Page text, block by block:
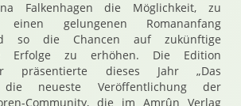
Falkenhagen die Möglichkeit, zu
gelungenen Romananfang
so die Chancen auf zukünftige
Erfolge zu erhöhen. Die Edition
präsentierte dieses Jahr „Das
die neueste Veröffentlichung der
Community, die im Amrûn Verlag